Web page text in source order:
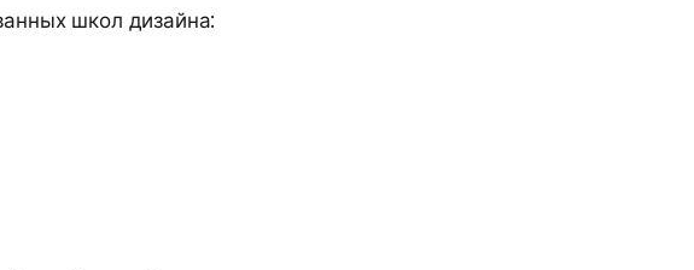
школ дизайна: